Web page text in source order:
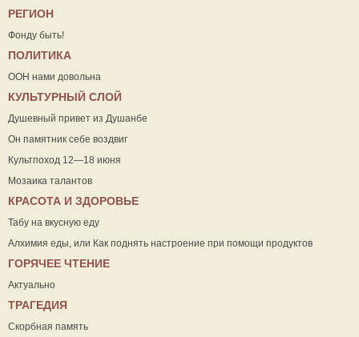
РЕГИОН
Фонду быть!
ПОЛИТИКА
ООН нами довольна
КУЛЬТУРНЫЙ СЛОЙ
Душевный привет из Душанбе
Он памятник себе воздвиг
Культпоход 12—18 июня
Мозаика талантов
КРАСОТА И ЗДОРОВЬЕ
Табу на вкусную еду
Алхимия еды, или Как поднять настроение при помощи продуктов
ГОРЯЧЕЕ ЧТЕНИЕ
Актуально
ТРАГЕДИЯ
Скорбная память